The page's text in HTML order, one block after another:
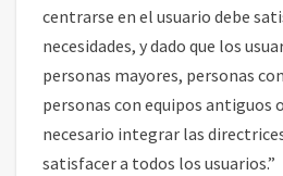
centrarse en el usuario debe
necesidades, y dado que los
personas mayores, personas
personas con equipos antiguos
necesario integrar las
satisfacer a todos los usuarios.”